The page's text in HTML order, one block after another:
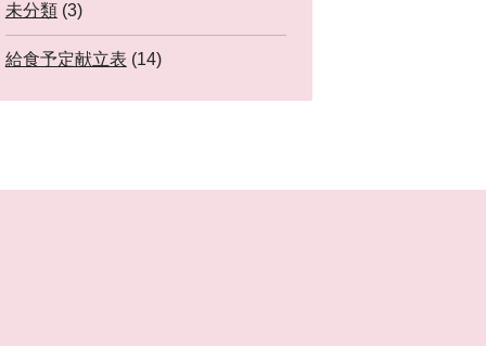
未分類(3)
給食予定献立表 (14)